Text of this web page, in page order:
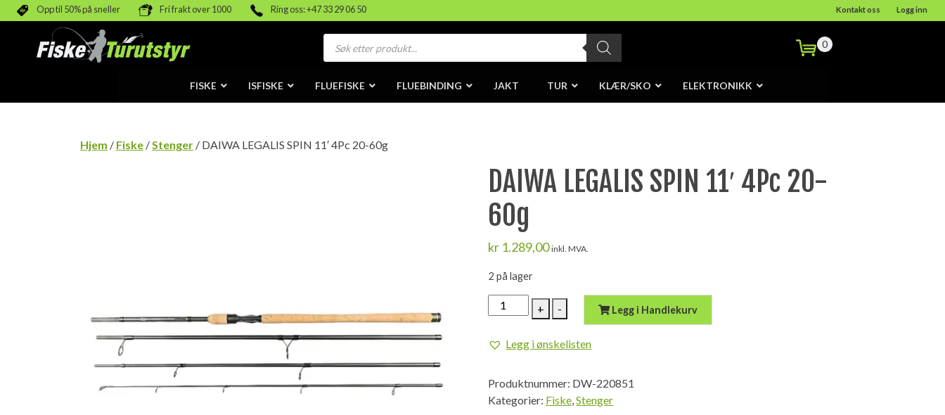
Opp til 50% på sneller Fri frakt over 1000 Ring oss: +47 33 29 06 50 Kontakt oss Logg inn
Products
search
0
FISKE ISFISKE FLUEFISKE FLUEBINDING JAKT TUR KLÆR/SKO ELEKTRONIKK
Hjem / Fiske /Stenger / DAIWA LEGALIS SPIN 11′ 4Pc 20-60g
DAIWA LEGALIS SPIN 11′ 4Pc 20-
60g
kr 1.289,00 inkl. MVA.
2 på lager
+
DAIWA
LEGALIS
11'
20-
60g
- Legg i Handlekurv
Legg i ønskelisten
Produktnummer: DW-220851
Kategorier: Fiske,Stenger